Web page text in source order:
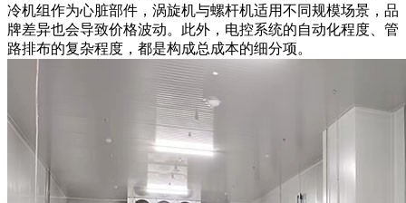
冷机组作为心脏部件，涡旋机与螺杆机适用不同规模场景，品
牌差异也会导致价格波动。此外，电控系统的自动化程度、管
路排布的复杂程度，都是构成总成本的细分项。